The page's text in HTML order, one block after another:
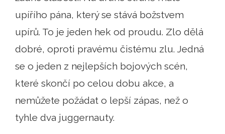
upířího pána, který se stává božstvem
upírů. To je jeden hek od proudu. Zlo dělá
dobré, oproti pravému čistému zlu. Jedná
se o jeden z nejlepších bojových scén,
které skončí po celou dobu akce, a
nemůžete požádat o lepší zápas, než o
tyhle dva juggernauty.